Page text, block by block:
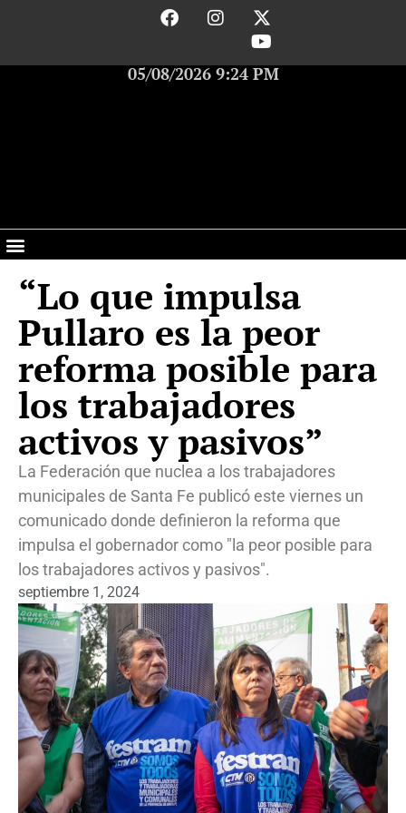
05/08/2026 9:24 PM
“Lo que impulsa
Pullaro es la peor
reforma posible para
los trabajadores
activos y pasivos”
La Federación que nuclea a los trabajadores
municipales de Santa Fe publicó este viernes un
comunicado donde definieron la reforma que
impulsa el gobernador como "la peor posible para
los trabajadores activos y pasivos".
septiembre 1, 2024